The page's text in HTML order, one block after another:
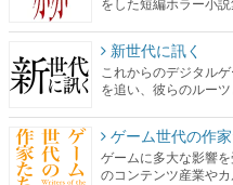
新世代に訊く
これからのデジタル
を追い、彼らのルーツ
ゲーム世代の作
ゲームに多大な影響
のコンテンツ産業や